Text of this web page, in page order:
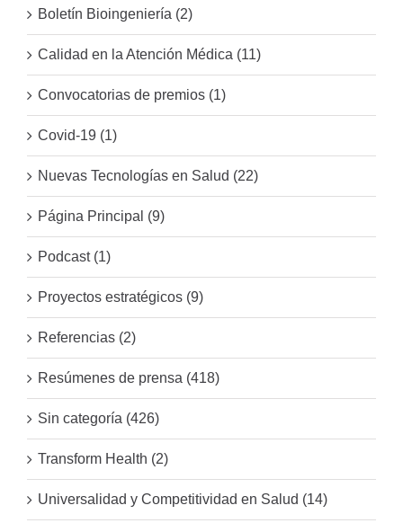
Boletín Bioingeniería (2)
Calidad en la Atención Médica (11)
Convocatorias de premios (1)
Covid-19 (1)
Nuevas Tecnologías en Salud (22)
Página Principal (9)
Podcast (1)
Proyectos estratégicos (9)
Referencias (2)
Resúmenes de prensa (418)
Sin categoría (426)
Transform Health (2)
Universalidad y Competitividad en Salud (14)